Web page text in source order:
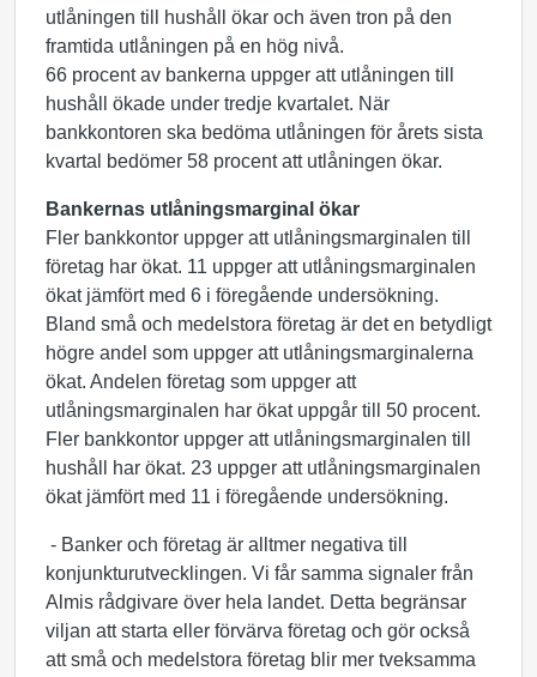
utlåningen till hushåll ökar och även tron på den
framtida utlåningen på en hög nivå.
66 procent av bankerna uppger att utlåningen till
hushåll ökade under tredje kvartalet. När
bankkontoren ska bedöma utlåningen för årets sista
kvartal bedömer 58 procent att utlåningen ökar.
Bankernas utlåningsmarginal ökar
Fler bankkontor uppger att utlåningsmarginalen till
företag har ökat. 11 uppger att utlåningsmarginalen
ökat jämfört med 6 i föregående undersökning.
Bland små och medelstora företag är det en betydligt
högre andel som uppger att utlåningsmarginalerna
ökat. Andelen företag som uppger att
utlåningsmarginalen har ökat uppgår till 50 procent.
Fler bankkontor uppger att utlåningsmarginalen till
hushåll har ökat. 23 uppger att utlåningsmarginalen
ökat jämfört med 11 i föregående undersökning.
- Banker och företag är alltmer negativa till
konjunkturutvecklingen. Vi får samma signaler från
Almis rådgivare över hela landet. Detta begränsar
viljan att starta eller förvärva företag och gör också
att små och medelstora företag blir mer tveksamma